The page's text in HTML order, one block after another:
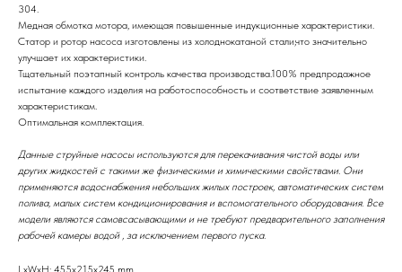
304.
Медная обмотка мотора, имеющая повышенные индукционные характеристики.
Статор и ротор насоса изготовлены из холоднокатаной стали,что значительно
улучшает их характеристики.
Тщательный поэтапный контроль качества производства.100% предпродажное
испытание каждого изделия на работоспособность и соответствие заявленным
характеристикам.
Оптимальная комплектация.
Данные струйные насосы используются для перекачивания чистой воды или
других жидкостей с такими же физическими и химическими свойствами. Они
применяются водоснабжения небольших жилых построек, автоматических систем
полива, малых систем кондиционирования и вспомогательного оборудования. Все
модели являются самовсасывающими и не требуют предварительного заполнения
рабочей камеры водой , за исключением первого пуска.
LxWxH: 455x215x245 mm